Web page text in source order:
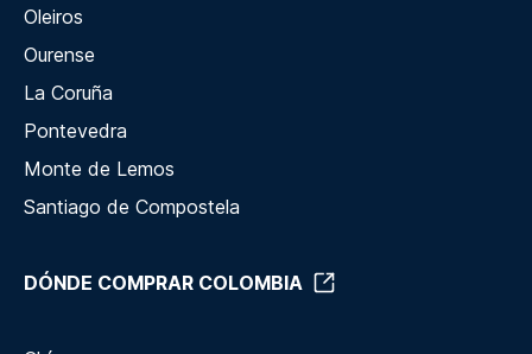
Oleiros
Ourense
La Coruña
Pontevedra
Monte de Lemos
Santiago de Compostela
DÓNDE COMPRAR COLOMBIA